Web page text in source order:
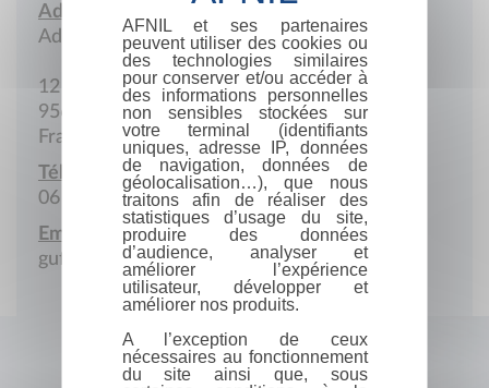
Adresse :
Adresse postale
12 Place Danton
95600 Eaubonne
France
Téléphone portable :
06 07 56 29 99
Email :
guffelyne@orange.fr
AFNIL et ses partenaires
peuvent utiliser des cookies ou
des technologies similaires
pour conserver et/ou accéder à
des informations personnelles
non sensibles stockées sur
votre terminal (identifiants
uniques, adresse IP, données
de navigation, données de
géolocalisation…), que nous
traitons afin de réaliser des
statistiques d’usage du site,
produire des données
d’audience, analyser et
améliorer l’expérience
utilisateur, développer et
améliorer nos produits.
A l’exception de ceux
nécessaires au fonctionnement
du site ainsi que, sous